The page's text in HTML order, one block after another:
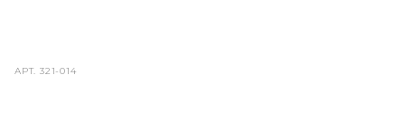
АРТ.321-014